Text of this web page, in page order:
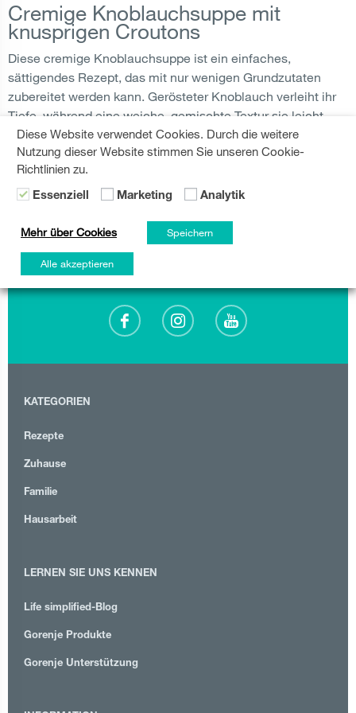
Cremige Knoblauchsuppe mit
knusprigen Croutons
Diese cremige Knoblauchsuppe ist ein einfaches,
sättigendes Rezept, das mit nur wenigen Grundzutaten
zubereitet werden kann. Gerösteter Knoblauch verleiht ihr
Tiefe, während eine weiche, gemischte Textur sie leicht
genießbar macht. Mit knusprigen Croutons garniert, ist es
ein gemütliches Gericht,...
CROUTONS,SUPPE ,DINNER WEITERLESEN
KATEGORIEN
Rezepte
Zuhause
Familie
Hausarbeit
LERNEN SIE UNS KENNEN
Life simplified-Blog
Gorenje Produkte
Gorenje Unterstützung
Diese Website verwendet Cookies. Durch die weitere
Nutzung dieser Website stimmen Sie unseren Cookie-
Richtlinien zu.
Essenziell Marketing Analytik
Mehr über Cookies Speichern
Alle akzeptieren